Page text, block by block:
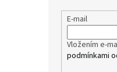
E-mail
Vložením e-
podmínkami